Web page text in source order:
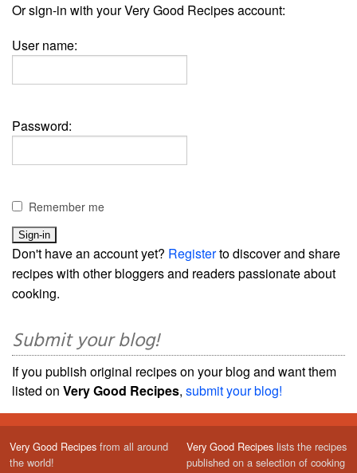
Or sign-in with your Very Good Recipes account:
User name:
Password:
Remember me
Don't have an account yet? Registerto discover and share
recipes with other bloggers and readers passionate about
cooking.
Submit your blog!
If you publish original recipes on your blog and want them
listed on Very Good Recipes, submit your blog!
Very Good Recipes from all around
the world!
Very Good Recipes lists the recipes
published on a selection of cooking